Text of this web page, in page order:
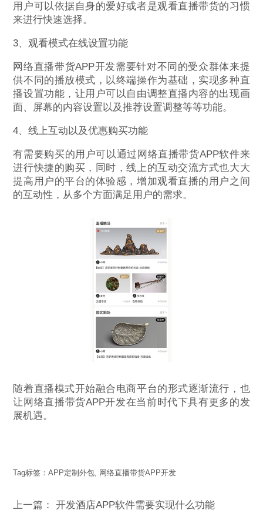
用户可以依据自身的爱好或者是观看直播带货的习惯
来进行快速选择。
3、观看模式在线设置功能
网络直播带货APP开发需要针对不同的受众群体来提
供不同的播放模式，以终端操作为基础，实现多种直
播设置功能，让用户可以自由调整直播内容的出现画
面、屏幕的内容设置以及推荐设置调整等等功能。
4、线上互动以及优惠购买功能
有需要购买的用户可以通过网络直播带货APP软件来
进行快捷的购买，同时，线上的互动交流方式也大大
提高用户的平台的体验感，增加观看直播的用户之间
的互动性，从多个方面满足用户的需求。
随着直播模式开始融合电商平台的形式逐渐流行，也
让网络直播带货APP开发在当前时代下具有更多的发
展机遇。
Tag标签：APP定制外包, 网络直播带货APP开发
上一篇：开发酒店APP软件需要实现什么功能